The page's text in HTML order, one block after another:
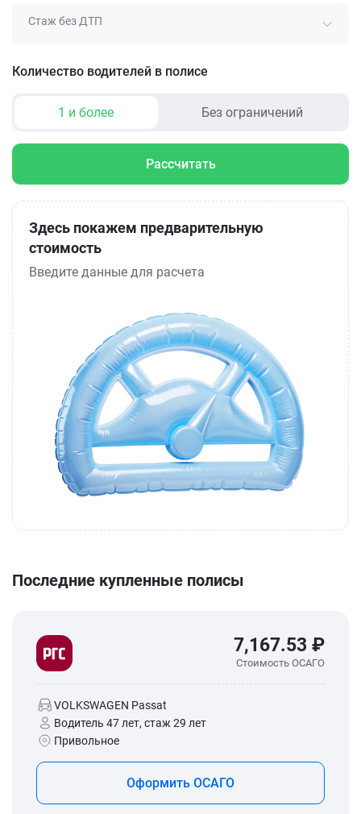
Стаж без ДТП
Количество водителей в полисе
1 и более Без ограничений
Рассчитать
Здесь покажем предварительную
стоимость
Введите данные для расчета
Последние купленные полисы
7,167.53 ₽
Стоимость ОСАГО
VOLKSWAGEN Passat
Водитель 47 лет, стаж 29 лет
Привольное
Оформить ОСАГО